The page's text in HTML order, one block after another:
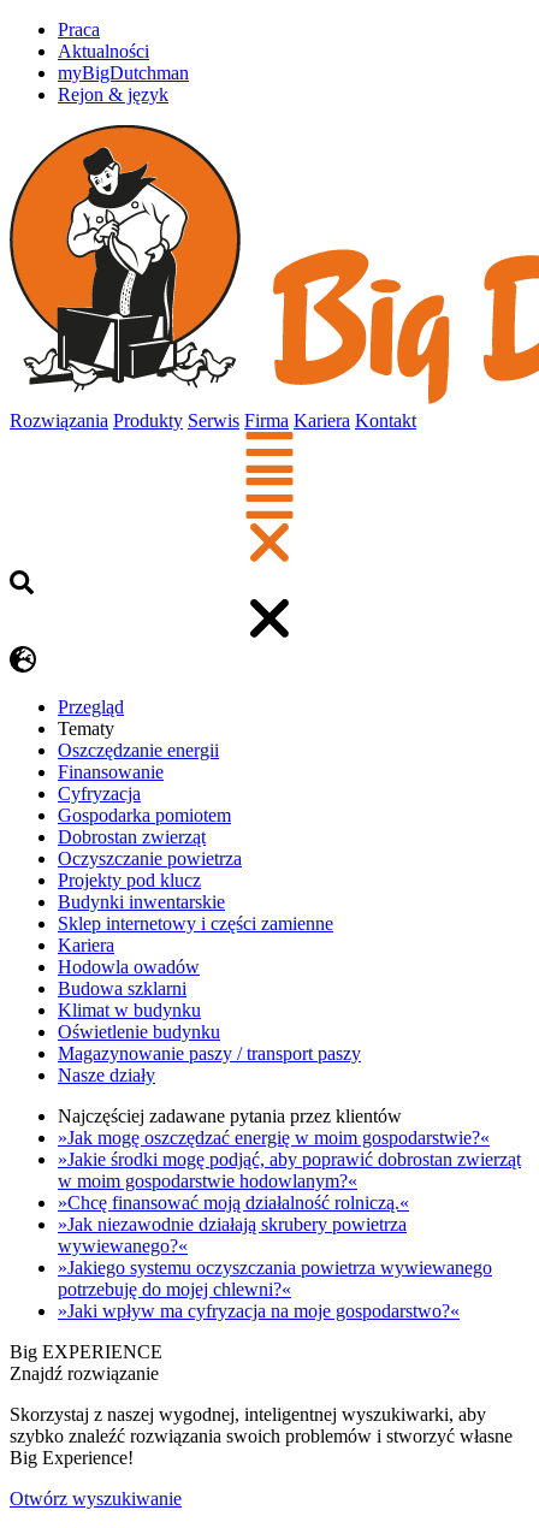
Praca
Aktualności
myBigDutchman
Rejon & język
Rozwiązania Produkty Serwis Firma Kariera Kontakt
Przegląd
Tematy
​Oszczędzanie energii
Finansowanie
Cyfryzacja
Gospodarka pomiotem
Dobrostan zwierząt
Oczyszczanie powietrza
Projekty pod klucz
Budynki inwentarskie
Sklep internetowy i części zamienne
Kariera
Hodowla owadów
Budowa szklarni
Klimat w budynku
Oświetlenie budynku
Magazynowanie paszy / transport paszy
Nasze działy
Najczęściej zadawane pytania przez klientów
»Jak mogę oszczędzać energię w moim gospodarstwie?«
»Jakie środki mogę podjąć, aby poprawić dobrostan zwierząt
w moim gospodarstwie hodowlanym?«
»Chcę finansować moją działalność rolniczą.«
»Jak niezawodnie działają skrubery powietrza
wywiewanego?«
»Jakiego systemu oczyszczania powietrza wywiewanego
potrzebuję do mojej chlewni?«
»Jaki wpływ ma cyfryzacja na moje gospodarstwo?«
Big EXPERIENCE
Znajdź rozwiązanie
Skorzystaj z naszej wygodnej, inteligentnej wyszukiwarki, aby
szybko znaleźć rozwiązania swoich problemów i stworzyć własne
Big Experience!
Otwórz wyszukiwanie